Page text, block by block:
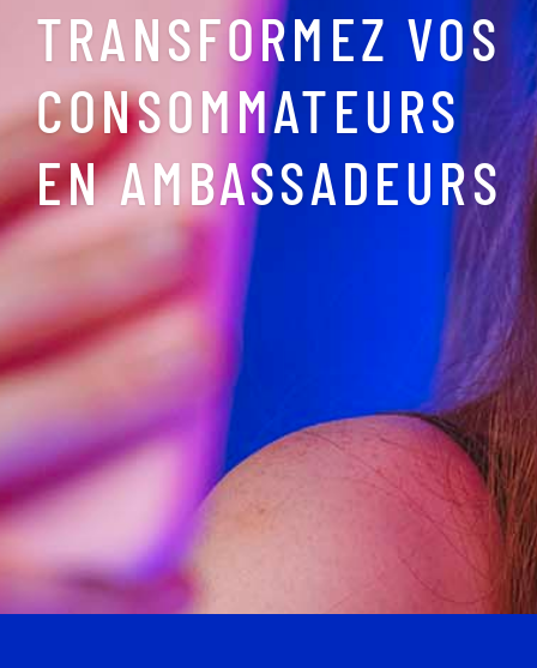
TRANSFORMEZ VOS
CONSOMMATEURS
EN AMBASSADEURS